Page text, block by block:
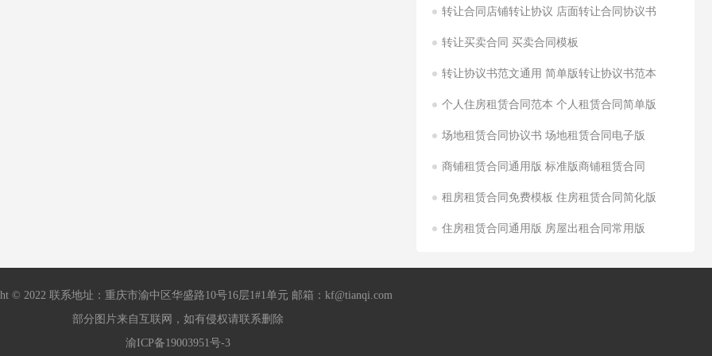
转让合同店铺转让协议 店面转让合同协议书
转让买卖合同 买卖合同模板
转让协议书范文通用 简单版转让协议书范本
个人住房租赁合同范本 个人租赁合同简单版
场地租赁合同协议书 场地租赁合同电子版
商铺租赁合同通用版 标准版商铺租赁合同
租房租赁合同免费模板 住房租赁合同简化版
住房租赁合同通用版 房屋出租合同常用版
© 2022 联系地址：重庆市渝中区华盛路10号16层1#1单元 邮箱：kf@tianqi.com
部分图片来自互联网，如有侵权请联系删除
渝ICP备19003951号-3